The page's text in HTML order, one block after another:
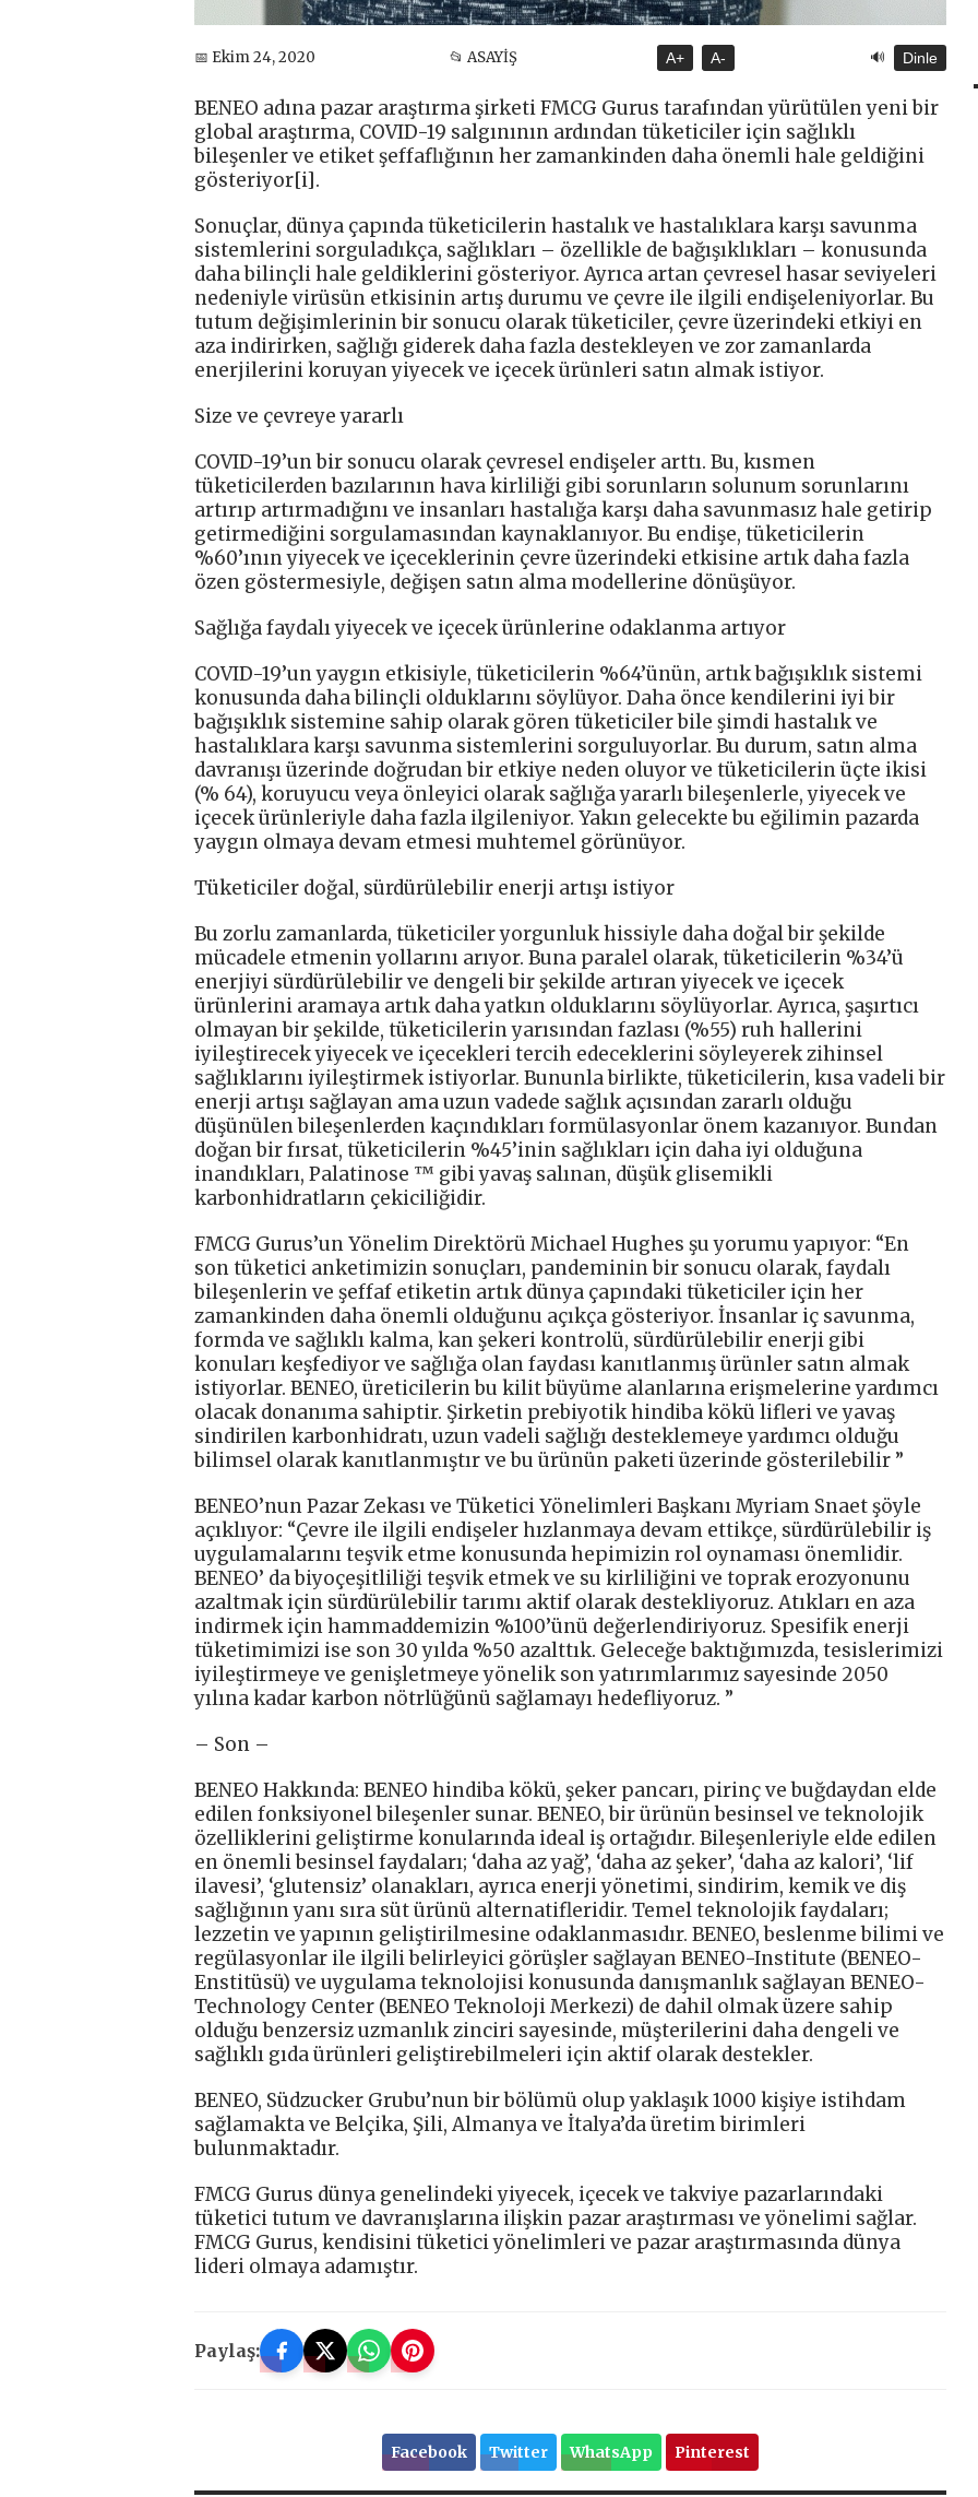
📅 Ekim 24, 2020 📂 ASAYİŞ A+ A- 🔊 Dinle
BENEO adına pazar araştırma şirketi FMCG Gurus tarafından yürütülen yeni bir
global araştırma, COVID-19 salgınının ardından tüketiciler için sağlıklı
bileşenler ve etiket şeffaflığının her zamankinden daha önemli hale geldiğini
gösteriyor[i].
Sonuçlar, dünya çapında tüketicilerin hastalık ve hastalıklara karşı savunma
sistemlerini sorguladıkça, sağlıkları – özellikle de bağışıklıkları – konusunda
daha bilinçli hale geldiklerini gösteriyor. Ayrıca artan çevresel hasar seviyeleri
nedeniyle virüsün etkisinin artış durumu ve çevre ile ilgili endişeleniyorlar. Bu
tutum değişimlerinin bir sonucu olarak tüketiciler, çevre üzerindeki etkiyi en
aza indirirken, sağlığı giderek daha fazla destekleyen ve zor zamanlarda
enerjilerini koruyan yiyecek ve içecek ürünleri satın almak istiyor.
Size ve çevreye yararlı
COVID-19’un bir sonucu olarak çevresel endişeler arttı. Bu, kısmen
tüketicilerden bazılarının hava kirliliği gibi sorunların solunum sorunlarını
artırıp artırmadığını ve insanları hastalığa karşı daha savunmasız hale getirip
getirmediğini sorgulamasından kaynaklanıyor. Bu endişe, tüketicilerin
%60’ının yiyecek ve içeceklerinin çevre üzerindeki etkisine artık daha fazla
özen göstermesiyle, değişen satın alma modellerine dönüşüyor.
Sağlığa faydalı yiyecek ve içecek ürünlerine odaklanma artıyor
COVID-19’un yaygın etkisiyle, tüketicilerin %64’ünün, artık bağışıklık sistemi
konusunda daha bilinçli olduklarını söylüyor. Daha önce kendilerini iyi bir
bağışıklık sistemine sahip olarak gören tüketiciler bile şimdi hastalık ve
hastalıklara karşı savunma sistemlerini sorguluyorlar. Bu durum, satın alma
davranışı üzerinde doğrudan bir etkiye neden oluyor ve tüketicilerin üçte ikisi
(% 64), koruyucu veya önleyici olarak sağlığa yararlı bileşenlerle, yiyecek ve
içecek ürünleriyle daha fazla ilgileniyor. Yakın gelecekte bu eğilimin pazarda
yaygın olmaya devam etmesi muhtemel görünüyor.
Tüketiciler doğal, sürdürülebilir enerji artışı istiyor
Bu zorlu zamanlarda, tüketiciler yorgunluk hissiyle daha doğal bir şekilde
mücadele etmenin yollarını arıyor. Buna paralel olarak, tüketicilerin %34’ü
enerjiyi sürdürülebilir ve dengeli bir şekilde artıran yiyecek ve içecek
ürünlerini aramaya artık daha yatkın olduklarını söylüyorlar. Ayrıca, şaşırtıcı
olmayan bir şekilde, tüketicilerin yarısından fazlası (%55) ruh hallerini
iyileştirecek yiyecek ve içecekleri tercih edeceklerini söyleyerek zihinsel
sağlıklarını iyileştirmek istiyorlar. Bununla birlikte, tüketicilerin, kısa vadeli bir
enerji artışı sağlayan ama uzun vadede sağlık açısından zararlı olduğu
düşünülen bileşenlerden kaçındıkları formülasyonlar önem kazanıyor. Bundan
doğan bir fırsat, tüketicilerin %45’inin sağlıkları için daha iyi olduğuna
inandıkları, Palatinose ™ gibi yavaş salınan, düşük glisemikli
karbonhidratların çekiciliğidir.
FMCG Gurus’un Yönelim Direktörü Michael Hughes şu yorumu yapıyor: “En
son tüketici anketimizin sonuçları, pandeminin bir sonucu olarak, faydalı
bileşenlerin ve şeffaf etiketin artık dünya çapındaki tüketiciler için her
zamankinden daha önemli olduğunu açıkça gösteriyor. İnsanlar iç savunma,
formda ve sağlıklı kalma, kan şekeri kontrolü, sürdürülebilir enerji gibi
konuları keşfediyor ve sağlığa olan faydası kanıtlanmış ürünler satın almak
istiyorlar. BENEO, üreticilerin bu kilit büyüme alanlarına erişmelerine yardımcı
olacak donanıma sahiptir. Şirketin prebiyotik hindiba kökü lifleri ve yavaş
sindirilen karbonhidratı, uzun vadeli sağlığı desteklemeye yardımcı olduğu
bilimsel olarak kanıtlanmıştır ve bu ürünün paketi üzerinde gösterilebilir ”
BENEO’nun Pazar Zekası ve Tüketici Yönelimleri Başkanı Myriam Snaet şöyle
açıklıyor: “Çevre ile ilgili endişeler hızlanmaya devam ettikçe, sürdürülebilir iş
uygulamalarını teşvik etme konusunda hepimizin rol oynaması önemlidir.
BENEO’ da biyoçeşitliliği teşvik etmek ve su kirliliğini ve toprak erozyonunu
azaltmak için sürdürülebilir tarımı aktif olarak destekliyoruz. Atıkları en aza
indirmek için hammaddemizin %100’ünü değerlendiriyoruz. Spesifik enerji
tüketimimizi ise son 30 yılda %50 azalttık. Geleceğe baktığımızda, tesislerimizi
iyileştirmeye ve genişletmeye yönelik son yatırımlarımız sayesinde 2050
yılına kadar karbon nötrlüğünü sağlamayı hedefliyoruz. ”
– Son –
BENEO Hakkında: BENEO hindiba kökü, şeker pancarı, pirinç ve buğdaydan elde
edilen fonksiyonel bileşenler sunar. BENEO, bir ürünün besinsel ve teknolojik
özelliklerini geliştirme konularında ideal iş ortağıdır. Bileşenleriyle elde edilen
en önemli besinsel faydaları; ‘daha az yağ’, ‘daha az şeker’, ‘daha az kalori’, ‘lif
ilavesi’, ‘glutensiz’ olanakları, ayrıca enerji yönetimi, sindirim, kemik ve diş
sağlığının yanı sıra süt ürünü alternatifleridir. Temel teknolojik faydaları;
lezzetin ve yapının geliştirilmesine odaklanmasıdır. BENEO, beslenme bilimi ve
regülasyonlar ile ilgili belirleyici görüşler sağlayan BENEO-Institute (BENEO-
Enstitüsü) ve uygulama teknolojisi konusunda danışmanlık sağlayan BENEO-
Technology Center (BENEO Teknoloji Merkezi) de dahil olmak üzere sahip
olduğu benzersiz uzmanlık zinciri sayesinde, müşterilerini daha dengeli ve
sağlıklı gıda ürünleri geliştirebilmeleri için aktif olarak destekler.
BENEO, Südzucker Grubu’nun bir bölümü olup yaklaşık 1000 kişiye istihdam
sağlamakta ve Belçika, Şili, Almanya ve İtalya’da üretim birimleri
bulunmaktadır.
FMCG Gurus dünya genelindeki yiyecek, içecek ve takviye pazarlarındaki
tüketici tutum ve davranışlarına ilişkin pazar araştırması ve yönelimi sağlar.
FMCG Gurus, kendisini tüketici yönelimleri ve pazar araştırmasında dünya
lideri olmaya adamıştır.
Paylaş:
Facebook Twitter WhatsApp Pinterest